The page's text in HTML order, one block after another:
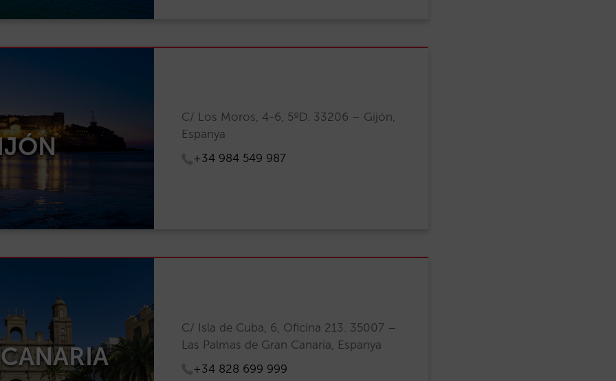
C/ Los Moros, 4-6, 5ºD. 33206 – Gijón,
Espanya
+34 984 549 987
C/ Isla de Cuba, 6, Oficina 213. 35007 –
Las Palmas de Gran Canaria, Espanya
+34 828 699 999